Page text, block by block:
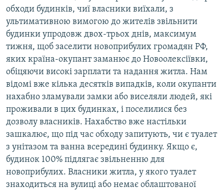
обходи будинків, чиї власники виїхали, з
ультимативною вимогою до жителів звільнити
будинки упродовж двох-трьох днів, максимум
тижня, щоб заселити новоприбулих громадян РФ,
яких країна-окупант заманює до Новоолексіївки,
обіцяючи високі зарплати та надання житла. Нам
відомі вже кілька десятків випадків, коли окупанти
нахабно зламували замки або виселяли людей, які
проживали в цих будинках, і поселилися без
дозволу власників. Нахабство вже настільки
зашкалює, що під час обходу запитують, чи є туалет
з унітазом та ванна всередині будинку. Якщо є,
будинок 100% підлягає звільненню для
новоприбулих. Власники житла, у якого туалет
знаходиться на вулиці або немає облаштованої